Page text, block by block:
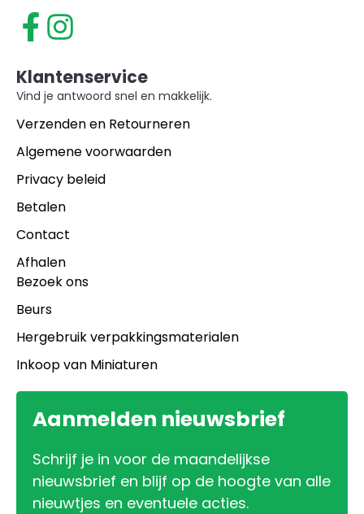
Klantenservice
Vind je antwoord snel en makkelijk.
Verzenden en Retourneren
Algemene voorwaarden
Privacy beleid
Betalen
Contact
Afhalen
Bezoek ons
Beurs
Hergebruik verpakkingsmaterialen
Inkoop van Miniaturen
Aanmelden nieuwsbrief
Schrijf je in voor de maandelijkse
nieuwsbrief en blijf op de hoogte van alle
nieuwtjes en eventuele acties.